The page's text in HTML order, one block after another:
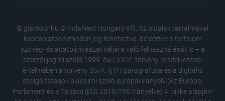
© glamour.hu © IndaNext Hungary Kft. Az oldalak tartalmával
kapcsolatban minden jog fenntartva, beleértve a tartalom
szöveg- és adatbányászat céljára való felhasználását is – a
szerzői jogról szóló 1999. évi LXXVI. törvény rendelkezései
értelmében a törvény 35/A. § (1) paragrafusa és a digitális
szolgáltatások piacairól szóló európai irányelv (Az Európai
Parlament és a Tanács (EU) 2019/790 Irányelve) 4. cikke alapján!